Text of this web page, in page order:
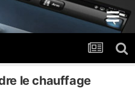
le chauffage